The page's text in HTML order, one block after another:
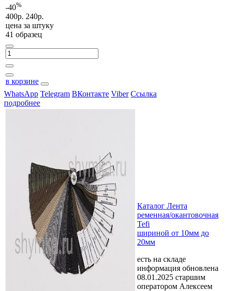
-40%
400р. 240р.
цена за штуку
41 образец
в корзине
WhatsApp Telegram ВКонтакте Viber Ссылка
подробнее
Каталог Лента
ременная/окантовочная
Tefi
шириной от 10мм до
20мм
есть на складе
информация обновлена
08.01.2025 старшим
оператором Алексеем